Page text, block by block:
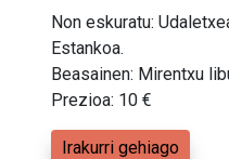
Non eskuratu:
Estankoa.
Beasainen: Mirentxu
Prezioa: 10 €
Irakurri gehiago